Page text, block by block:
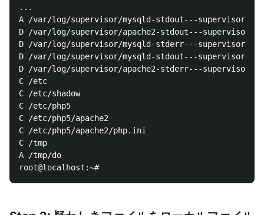
...
A /var/log/supervisor/mysqld-stdout---supervisor-
D /var/log/supervisor/apache2-stdout---supervisor-
D /var/log/supervisor/mysqld-stderr---supervisor-
D /var/log/supervisor/mysqld-stdout---supervisor-
D /var/log/supervisor/apache2-stderr---supervisor-
C /etc
C /etc/shadow
C /etc/php5
C /etc/php5/apache2
C /etc/php5/apache2/php.ini
C /tmp
A /tmp/do